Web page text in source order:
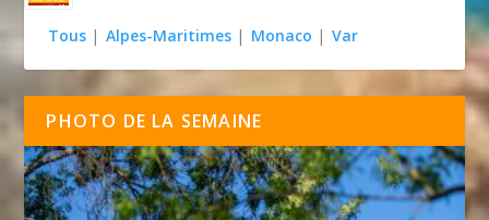
Tous | Alpes-Maritimes | Monaco | Var
PHOTO DE LA SEMAINE